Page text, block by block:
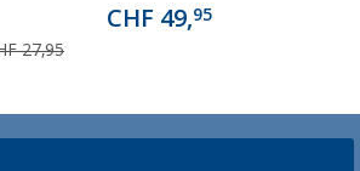
27,95
CHF 49,95